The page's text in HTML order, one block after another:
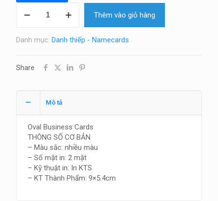
thiếp
số
Thêm vào giỏ hàng
Danh mục: Danh thiếp - Namecards
Share
Mô tả
Oval Business Cards
THÔNG SỐ CƠ BẢN
– Màu sắc: nhiều màu
– Số mặt in: 2 mặt
– Kỹ thuật in: In KTS
– KT Thành Phẩm: 9×5.4cm